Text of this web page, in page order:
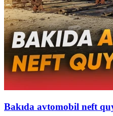
Bakıda avtomobil neft